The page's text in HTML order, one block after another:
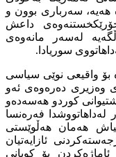
سەرباری بوون و
داعش
لەسەر مانەوەی
سوریادا.
بۆ واقیعی نوێی سیاسی
وەزیری دەرەوەی ئەو
كوردو هەسەدەو
لەداهاتووشدا فەرەنسا
هەمان هەڵوێستی
ئازایەتیان
بۆ كوبانی